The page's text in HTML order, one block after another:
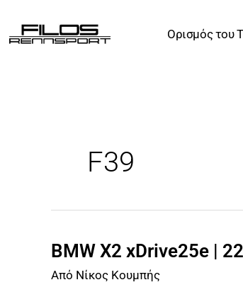
περιεχόμενο
Ορισμός του
F39
BMW X2 xDrive25e |
Από Νίκος Κουμπής
BMW
xDrive25e